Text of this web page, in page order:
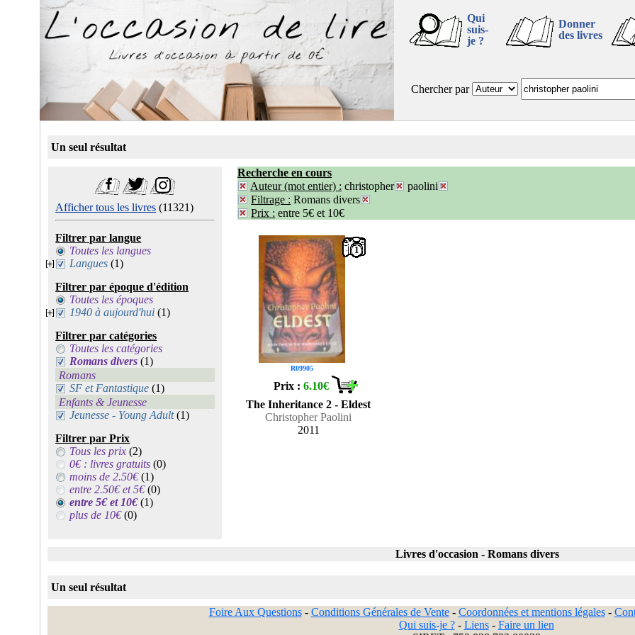
Qui
suis-
je ?
Donner
des livres
Chercher par
Un seul résultat
Afficher tous les livres (11321)
Filtrer par langue
Toutes les langues
Langues (1)
Filtrer par époque d'édition
Toutes les époques
1940 à aujourd'hui (1)
Filtrer par catégories
Toutes les catégories
Romans divers (1)
Romans
SF et Fantastique (1)
Enfants & Jeunesse
Jeunesse - Young Adult(1)
Filtrer par Prix
Tous les prix (2)
0€ : livres gratuits(0)
moins de 2.50€(1)
entre 2.50€ et 5€(0)
entre 5€ et 10€ (1)
plus de 10€(0)
Recherche en cours
Auteur (mot entier) : christopher
paolini
Filtrage : Romans divers
Prix : entre 5€ et 10€
R09905
1
Prix :6.10€
The Inheritance 2 - Eldest
Christopher Paolini
2011
Livres d'occasion - Romans divers
Un seul résultat
Foire Aux Questions- Conditions Générales de Vente- Coordonnées et mentions légales-
Qui suis-je ?- Liens- Faire un lien